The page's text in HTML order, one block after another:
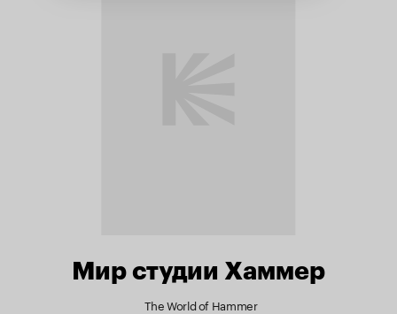
Мир студии Хаммер
The World of Hammer